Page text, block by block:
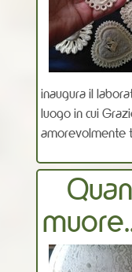
inaugura il
luogo in cui
amorevolmente